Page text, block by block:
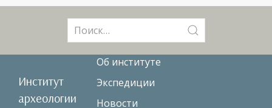
Институт
археологии
Об институте
Экспедиции
Новости